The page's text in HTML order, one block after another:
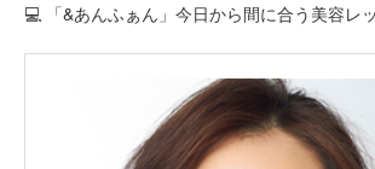
💻 「&あんふぁん」今日から間に合う美容レ